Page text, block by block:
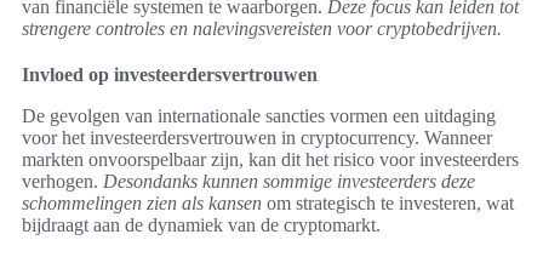
van financiële systemen te waarborgen. Deze focus kan leiden tot
strengere controles en nalevingsvereisten voor cryptobedrijven.
Invloed op investeerdersvertrouwen
De gevolgen van internationale sancties vormen een uitdaging
voor het investeerdersvertrouwen in cryptocurrency. Wanneer
markten onvoorspelbaar zijn, kan dit het risico voor investeerders
verhogen. Desondanks kunnen sommige investeerders deze
schommelingen zien als kansen om strategisch te investeren, wat
bijdraagt aan de dynamiek van de cryptomarkt.